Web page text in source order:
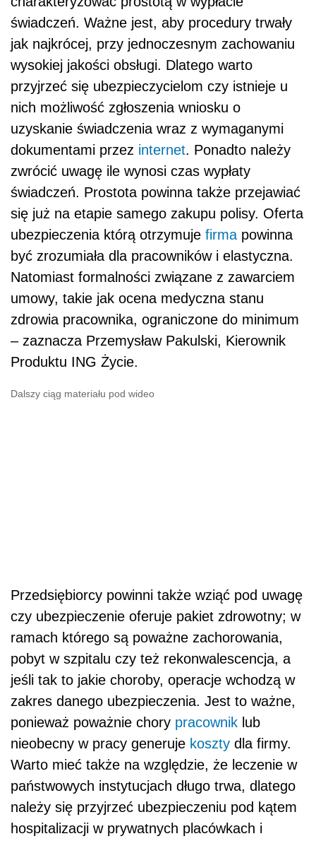
świadczeń. Ważne jest, aby procedury trwały
jak najkrócej, przy jednoczesnym zachowaniu
wysokiej jakości obsługi. Dlatego warto
przyjrzeć się ubezpieczycielom czy istnieje u
nich możliwość zgłoszenia wniosku o
uzyskanie świadczenia wraz z wymaganymi
dokumentami przez internet. Ponadto należy
zwrócić uwagę ile wynosi czas wypłaty
świadczeń. Prostota powinna także przejawiać
się już na etapie samego zakupu polisy. Oferta
ubezpieczenia którą otrzymuje firma powinna
być zrozumiała dla pracowników i elastyczna.
Natomiast formalności związane z zawarciem
umowy, takie jak ocena medyczna stanu
zdrowia pracownika, ograniczone do minimum
– zaznacza Przemysław Pakulski, Kierownik
Produktu ING Życie.
Dalszy ciąg materiału pod wideo
Przedsiębiorcy powinni także wziąć pod uwagę
czy ubezpieczenie oferuje pakiet zdrowotny; w
ramach którego są poważne zachorowania,
pobyt w szpitalu czy też rekonwalescencja, a
jeśli tak to jakie choroby, operacje wchodzą w
zakres danego ubezpieczenia. Jest to ważne,
ponieważ poważnie chory pracownik lub
nieobecny w pracy generuje koszty dla firmy.
Warto mieć także na względzie, że leczenie w
państwowych instytucjach długo trwa, dlatego
należy się przyjrzeć ubezpieczeniu pod kątem
hospitalizacji w prywatnych placówkach i